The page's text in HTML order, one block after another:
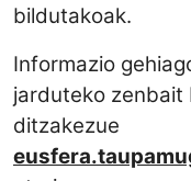
bildutakoak.
Informazio
jarduteko
ditzakezue